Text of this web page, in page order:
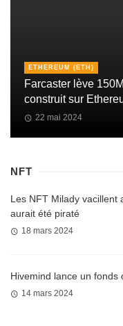
ETHEREUM (ETH)
Farcaster lève
construit sur
22 mai 2024
NFT
Les NFT Milady vacillent
aurait été piraté
18 mars 2024
Hivemind lance un fonds
14 mars 2024